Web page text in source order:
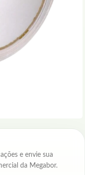
e envie sua
da Megabor.